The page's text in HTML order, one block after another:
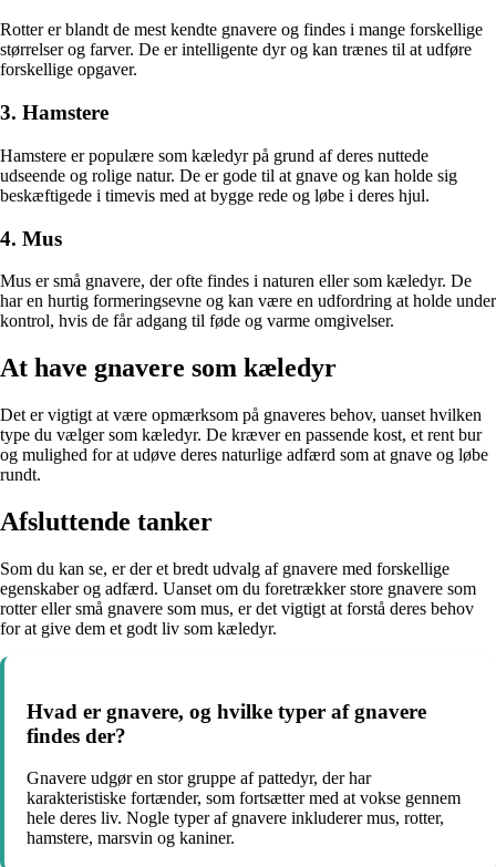
Rotter er blandt de mest kendte gnavere og findes i mange forskellige
størrelser og farver. De er intelligente dyr og kan trænes til at udføre
forskellige opgaver.
3. Hamstere
Hamstere er populære som kæledyr på grund af deres nuttede
udseende og rolige natur. De er gode til at gnave og kan holde sig
beskæftigede i timevis med at bygge rede og løbe i deres hjul.
4. Mus
Mus er små gnavere, der ofte findes i naturen eller som kæledyr. De
har en hurtig formeringsevne og kan være en udfordring at holde under
kontrol, hvis de får adgang til føde og varme omgivelser.
At have gnavere som kæledyr
Det er vigtigt at være opmærksom på gnaveres behov, uanset hvilken
type du vælger som kæledyr. De kræver en passende kost, et rent bur
og mulighed for at udøve deres naturlige adfærd som at gnave og løbe
rundt.
Afsluttende tanker
Som du kan se, er der et bredt udvalg af gnavere med forskellige
egenskaber og adfærd. Uanset om du foretrækker store gnavere som
rotter eller små gnavere som mus, er det vigtigt at forstå deres behov
for at give dem et godt liv som kæledyr.
Hvad er gnavere, og hvilke typer af gnavere
findes der?
Gnavere udgør en stor gruppe af pattedyr, der har
karakteristiske fortænder, som fortsætter med at vokse gennem
hele deres liv. Nogle typer af gnavere inkluderer mus, rotter,
hamstere, marsvin og kaniner.